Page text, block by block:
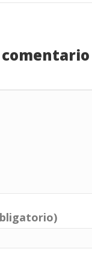
comentario